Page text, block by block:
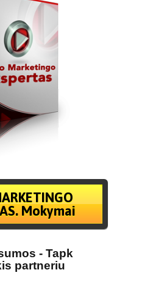
Mokymai
- Tapk
partneriu